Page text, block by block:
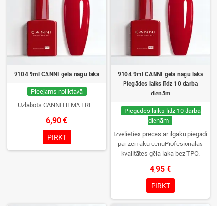
9104 9ml CANNI gēla nagu laka
Pieejams noliktavā
Uzlabots CANNI HEMA FREE
6,90 €
PIRKT
9104 9ml CANNI gēla nagu laka
Piegādes laiks līdz 10 darba
dienām
Piegādes laiks līdz 10 darba
dienām
Izvēlieties preces ar ilgāku piegādi
par zemāku cenuProfesionālas
kvalitātes gēla laka bez TPO.
izvēle, lieliska sacietēšana
UV/LED lampās un ilgstoša
noturība. Katrs flakons iepakots
kastītē – pirmo reizi to atvērsiet
4,95 €
PIRKT